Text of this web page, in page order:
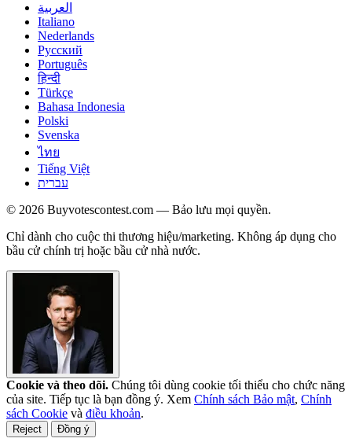
العربية
Italiano
Nederlands
Русский
Português
हिन्दी
Türkçe
Bahasa Indonesia
Polski
Svenska
ไทย
Tiếng Việt
עברית
© 2026 Buyvotescontest.com — Bảo lưu mọi quyền.
Chỉ dành cho cuộc thi thương hiệu/marketing. Không áp dụng cho
bầu cử chính trị hoặc bầu cử nhà nước.
Cookie và theo dõi. Chúng tôi dùng cookie tối thiểu cho chức năng
của site. Tiếp tục là bạn đồng ý. Xem Chính sách Bảo mật, Chính
sách Cookie và điều khoản.
Reject Đồng ý